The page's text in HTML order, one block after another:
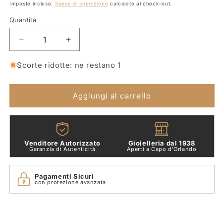
Imposte incluse. Spese di spedizione calcolate al check-out.
Quantità
Quantità
Diminuisci
quantità
per
Oro
Centrale
Pietra
Semipreziosa
Diamanti
Pasquale
Bruni
8131b
Aumenta
quantità
per
Oro
Bianco
Centrale
Pietra
Semipreziosa
Diamanti
Pasquale
Bruni
8131b
Scorte ridotte: ne restano 1
Aggiungi al carrello
Venditore Autorizzato
Garanzia di Autenticità
Gioielleria dal 1938
Aperti a Capo d'Orlando
Pagamenti Sicuri
con protezione avanzata